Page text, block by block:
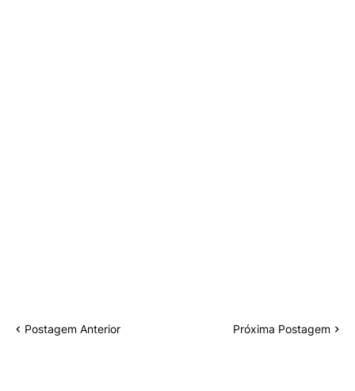
Postagem Anterior Próxima Postagem